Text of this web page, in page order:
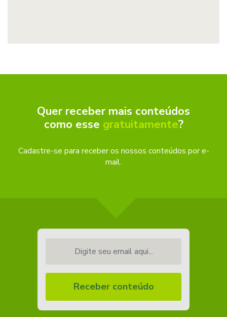
Quer receber mais conteúdos
como esse gratuitamente?
Cadastre-se para receber os nossos conteúdos por e-
mail.
Receber conteúdo